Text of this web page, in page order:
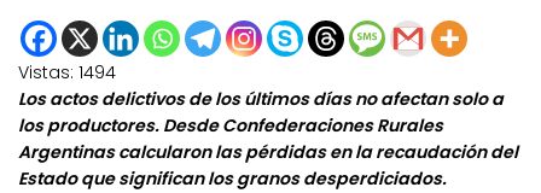
Vistas: 1494
Los actos delictivos de los últimos días no afectan solo a
los productores. Desde Confederaciones Rurales
Argentinas calcularon las pérdidas en la recaudación del
Estado que significan los granos desperdiciados.